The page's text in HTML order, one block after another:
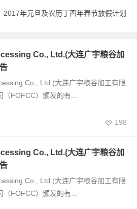
2017年元旦及农历丁酉年春节放假计划
Co., Ltd.(大连广宇粮谷加
Co., Ltd.(大连广宇粮谷加工有限
FOFCC）颁发的有...
198
Co., Ltd.(大连广宇粮谷加
Co., Ltd.(大连广宇粮谷加工有限
FOFCC）颁发的有...